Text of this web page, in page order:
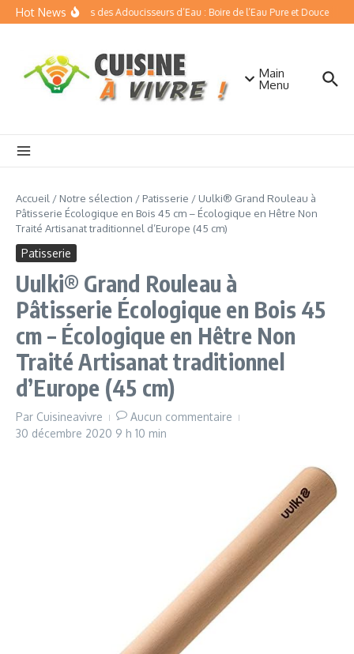
Aller au contenu
Hot News
Les Bienfaits des Adoucisseurs d’Eau : Boire de l’Eau Pure et Douce
Main
Menu
Accueil / Notre sélection / Patisserie / Uulki® Grand Rouleau à
Pâtisserie Écologique en Bois 45 cm – Écologique en Hêtre Non
Traité Artisanat traditionnel d’Europe (45 cm)
Patisserie
Uulki® Grand Rouleau à
Pâtisserie Écologique en Bois 45
cm – Écologique en Hêtre Non
Traité Artisanat traditionnel
d’Europe (45 cm)
Par Cuisineavivre
Aucun commentaire
30 décembre 2020 9 h 10 min